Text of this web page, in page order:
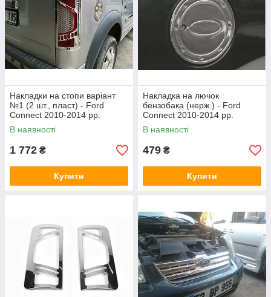
Накладки на стопи варіант
№1 (2 шт., пласт) - Ford
Connect 2010-2014 рр.
В наявності
1 772 ₴
Купити
Накладка на лючок
бензобака (нерж.) - Ford
Connect 2010-2014 рр.
В наявності
479 ₴
Купити